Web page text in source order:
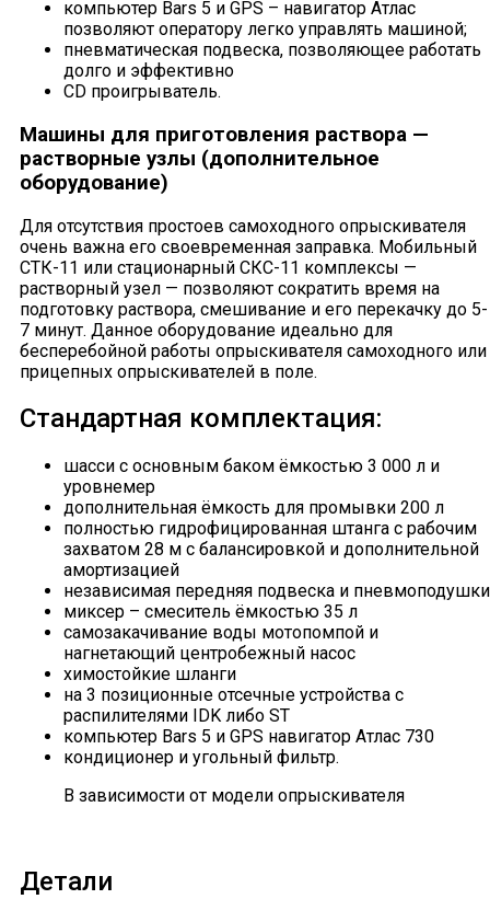
компьютер Bars 5 и GPS – навигатор Атлас
позволяют оператору легко управлять машиной;
пневматическая подвеска, позволяющее работать
долго и эффективно
CD проигрыватель.
Машины для приготовления раствора —
растворные узлы (дополнительное
оборудование)
Для отсутствия простоев самоходного опрыскивателя
очень важна его своевременная заправка. Мобильный
СТК-11 или стационарный СКС-11 комплексы —
растворный узел — позволяют сократить время на
подготовку раствора, смешивание и его перекачку до 5-
7 минут. Данное оборудование идеально для
бесперебойной работы опрыскивателя самоходного или
прицепных опрыскивателей в поле.
Стандартная комплектация:
шасси с основным баком ёмкостью 3 000 л и
уровнемер
дополнительная ёмкость для промывки 200 л
полностью гидрофицированная штанга с рабочим
захватом 28 м с балансировкой и дополнительной
амортизацией
независимая передняя подвеска и пневмоподушки
миксер – смеситель ёмкостью 35 л
самозакачивание воды мотопомпой и
нагнетающий центробежный насос
химостойкие шланги
на 3 позиционные отсечные устройства с
распилителями IDK либо ST
компьютер Bars 5 и GPS навигатор Атлас 730
кондиционер и угольный фильтр.
В зависимости от модели опрыскивателя
Детали